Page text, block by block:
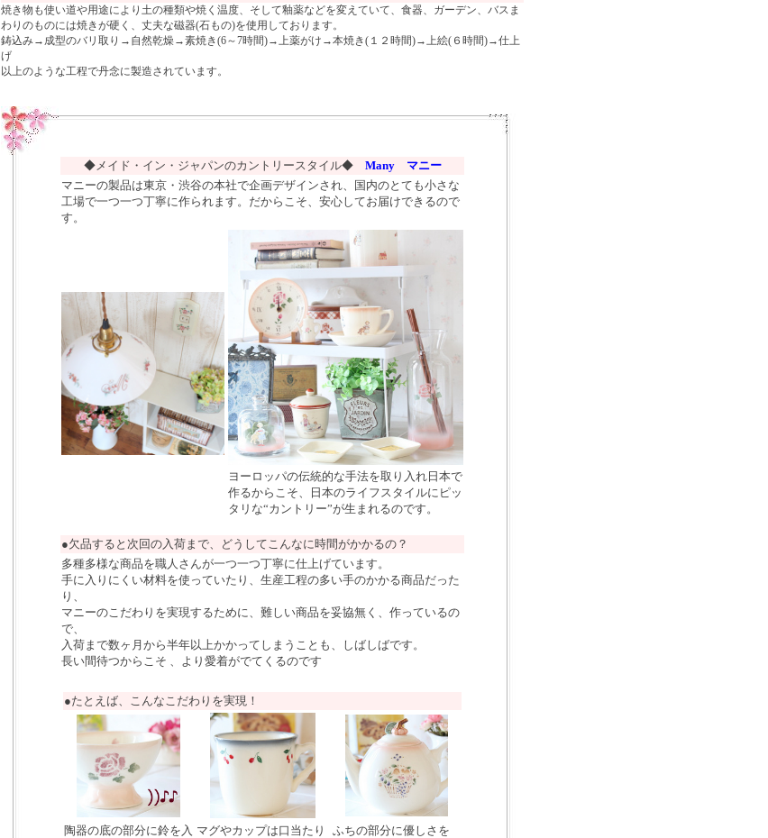
焼き物も使い道や用途により土の種類や焼く温度、そして釉薬などを変えていて、食器、ガーデン、バスま
わりのものには焼きが硬く、丈夫な磁器(石もの)を使用しております。
鋳込み→成型のバリ取り→自然乾燥→素焼き(6～7時間)→上薬がけ→本焼き(１２時間)→上絵(６時間)→仕上
げ
以上のような工程で丹念に製造されています。
◆メイド・イン・ジャパンのカントリースタイル◆ Many マニー
マニーの製品は東京・渋谷の本社で企画デザインされ、国内のとても小さな
工場で一つ一つ丁寧に作られます。だからこそ、安心してお届けできるので
す。
ヨーロッパの伝統的な手法を取り入れ日本で
作るからこそ、日本のライフスタイルにピッ
タリな“カントリー”が生まれるのです。
●欠品すると次回の入荷まで、どうしてこんなに時間がかかるの？
多種多様な商品を職人さんが一つ一つ丁寧に仕上げています。
手に入りにくい材料を使っていたり、生産工程の多い手のかかる商品だった
り、
マニーのこだわりを実現するために、難しい商品を妥協無く、作っているの
で、
入荷まで数ヶ月から半年以上かかってしまうことも、しばしばです。
長い間待つからこそ 、より愛着がでてくるのです
●たとえば、こんなこだわりを実現！
陶器の底の部分に鈴を入 マグやカップは口当たり
ふちの部分に優しさを